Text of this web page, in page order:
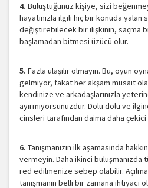
4. Buluştuğunuz kişiye, sizi
hayatınızla ilgili hiç bir konuda yalan
değiştirebilecek bir ilişkinin, saçma
başlamadan bitmesi üzücü olur.
5. Fazla ulaşılır olmayın. Bu, oyun
gelmiyor, fakat her akşam müsait
kendinize ve arkadaşlarınızla
ayırmıyorsunuzdur. Dolu dolu ve
cinsleri tarafından daima daha çekici
6. Tanışmanızın ilk aşamasında
vermeyin. Daha ikinci buluşmanızda
red edilmenize sebep olabilir.
tanışmanın belli bir zamana ihtiyacı